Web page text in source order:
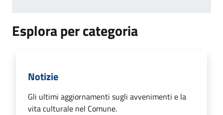
Esplora per categoria
Notizie
Gli ultimi aggiornamenti sugli avvenimenti e la
vita culturale nel Comune.